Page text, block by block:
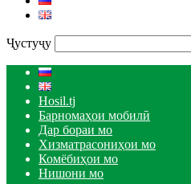
Ҷустуҷу
Hosil.tj
Барномаҳои мобилӣ
Дар бораи мо
Хизматрасониҳои мо
Комёбиҳои мо
Нишони мо